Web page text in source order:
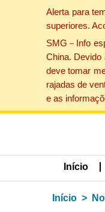
Alerta para
superiores.
SMG－Info
China. Devido
deve tomar
rajadas de
e as
Início
Início